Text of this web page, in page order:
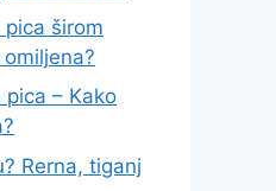
širom
pica – Kako
Rerna, tiganj